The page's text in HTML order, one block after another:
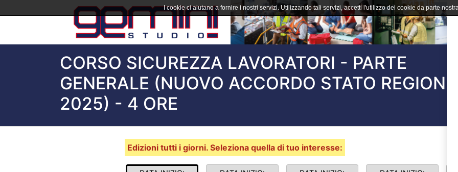
CORSO SICUREZZA LAVORATORI - PARTE
GENERALE (NUOVO ACCORDO STATO REGIONI
2025) - 4 ORE
I cookie ci aiutano a fornire i nostri servizi. Utilizzando tali servizi, accetti l'utilizzo dei cookie da parte